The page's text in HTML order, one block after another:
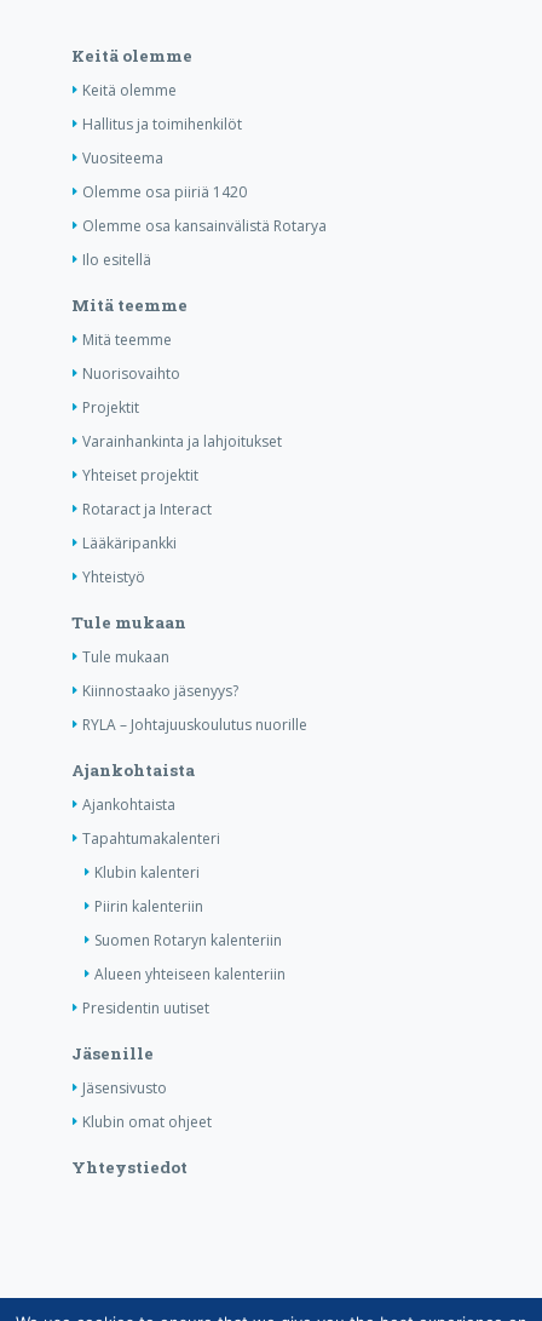
Keitä olemme
Keitä olemme
Hallitus ja toimihenkilöt
Vuositeema
Olemme osa piiriä 1420
Olemme osa kansainvälistä Rotarya
Ilo esitellä
Mitä teemme
Mitä teemme
Nuorisovaihto
Projektit
Varainhankinta ja lahjoitukset
Yhteiset projektit
Rotaract ja Interact
Lääkäripankki
Yhteistyö
Tule mukaan
Tule mukaan
Kiinnostaako jäsenyys?
RYLA – Johtajuuskoulutus nuorille
Ajankohtaista
Ajankohtaista
Tapahtumakalenteri
Klubin kalenteri
Piirin kalenteriin
Suomen Rotaryn kalenteriin
Alueen yhteiseen kalenteriin
Presidentin uutiset
Jäsenille
Jäsensivusto
Klubin omat ohjeet
Yhteystiedot